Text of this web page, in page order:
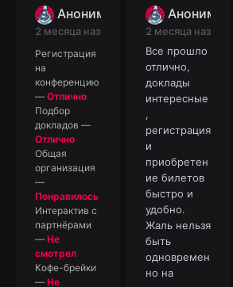
Анонимный отзыв
2 месяца назад
Регистрация
на
конференцию
— Отлично
Подбор
докладов —
Отлично
Общая
организация
—
Понравилось
Интерактив с
партнёрами
— Не
смотрел
Кофе-брейки
— Не
2 месяца назад
Все прошло
отлично,
доклады
интересные
,
регистрация
и
приобретен
ие билетов
быстро и
удобно.
Жаль нельзя
быть
одновремен
но на